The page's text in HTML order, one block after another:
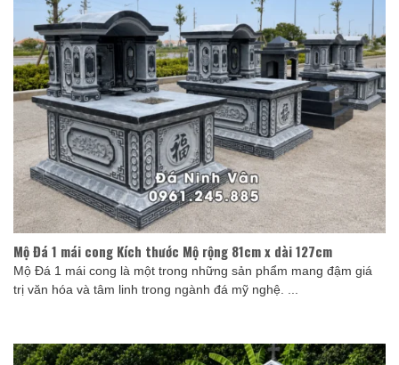
Mộ Đá 1 mái cong Kích thước Mộ rộng 81cm x dài 127cm
Mộ Đá 1 mái cong là một trong những sản phẩm mang đậm giá
trị văn hóa và tâm linh trong ngành đá mỹ nghệ. ...